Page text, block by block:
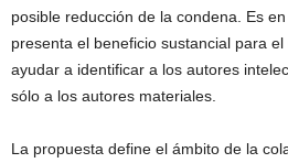
posible reducción de la condena. Es
presenta el beneficio sustancial para
ayudar a identificar a los autores
sólo a los autores materiales.
La propuesta define el ámbito de la